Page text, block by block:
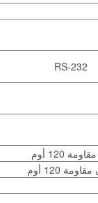
RS-232
120 أوم
120 أوم